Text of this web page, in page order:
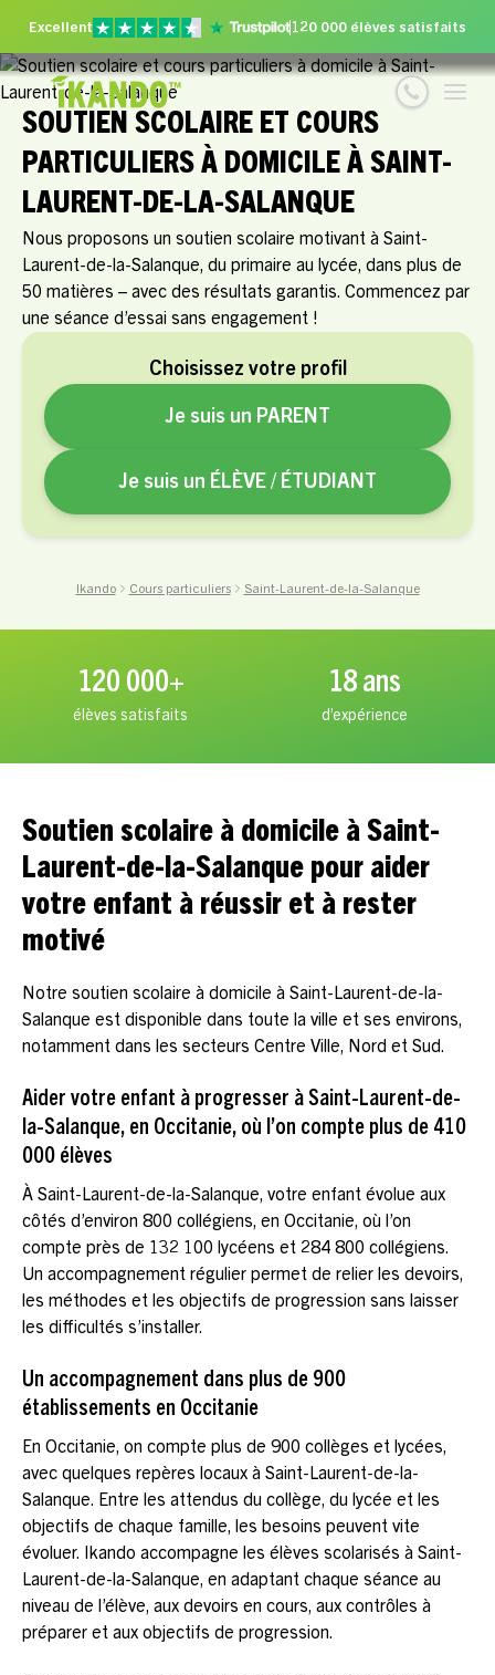
Excellent 120 000 élèves satisfaits
Ikando Cours particuliers Saint-Laurent-de-la-Salanque
SOUTIEN SCOLAIRE ET COURS
PARTICULIERS À DOMICILE À SAINT-
LAURENT-DE-LA-SALANQUE
Nous proposons un soutien scolaire motivant à Saint-
Laurent-de-la-Salanque, du primaire au lycée, dans plus de
50 matières – avec des résultats garantis. Commencez par
une séance d’essai sans engagement !
Choisissez votre profil
Je suis un PARENT
Je suis un ÉLÈVE / ÉTUDIANT
120 000+
élèves satisfaits
18 ans
d’expérience
Soutien scolaire à domicile à Saint-
Laurent-de-la-Salanque pour aider
votre enfant à réussir et à rester
motivé
Notre soutien scolaire à domicile à Saint-Laurent-de-la-
Salanque est disponible dans toute la ville et ses environs,
notamment dans les secteurs Centre Ville, Nord et Sud.
Aider votre enfant à progresser à Saint-Laurent-de-
la-Salanque, en Occitanie, où l’on compte plus de 410
000 élèves
À Saint-Laurent-de-la-Salanque, votre enfant évolue aux
côtés d’environ 800 collégiens, en Occitanie, où l’on
compte près de 132 100 lycéens et 284 800 collégiens.
Un accompagnement régulier permet de relier les devoirs,
les méthodes et les objectifs de progression sans laisser
les difficultés s’installer.
Un accompagnement dans plus de 900
établissements en Occitanie
En Occitanie, on compte plus de 900 collèges et lycées,
avec quelques repères locaux à Saint-Laurent-de-la-
Salanque. Entre les attendus du collège, du lycée et les
objectifs de chaque famille, les besoins peuvent vite
évoluer. Ikando accompagne les élèves scolarisés à Saint-
Laurent-de-la-Salanque, en adaptant chaque séance au
niveau de l’élève, aux devoirs en cours, aux contrôles à
préparer et aux objectifs de progression.